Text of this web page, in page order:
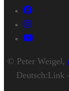
© Peter Weigel,
Deutsch:Link